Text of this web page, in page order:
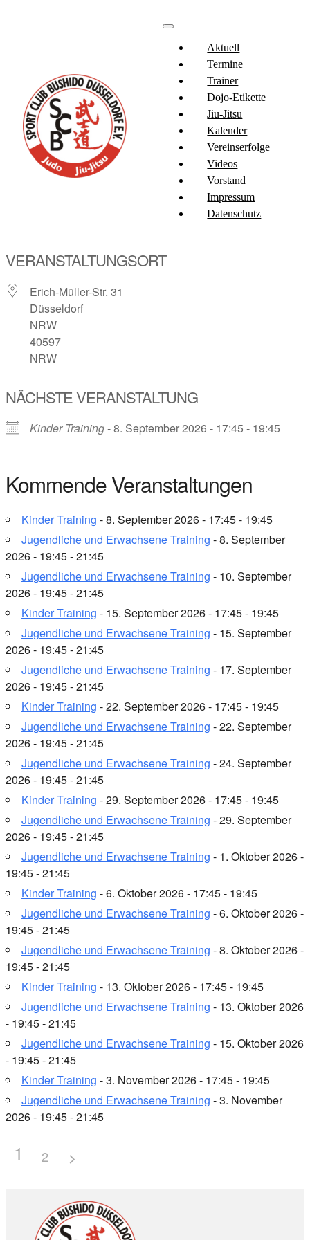
Aktuell
Termine
Trainer
Dojo-Etikette
Jiu-Jitsu
Kalender
Vereinserfolge
Videos
Vorstand
Impressum
Datenschutz
VERANSTALTUNGSORT
Erich-Müller-Str. 31
Düsseldorf
NRW
40597
NRW
NÄCHSTE VERANSTALTUNG
Kinder Training- 8. September 2026 - 17:45 - 19:45
Kommende Veranstaltungen
Kinder Training - 8. September 2026 - 17:45 - 19:45
Jugendliche und Erwachsene Training - 8. September
2026 - 19:45 - 21:45
Jugendliche und Erwachsene Training - 10. September
2026 - 19:45 - 21:45
Kinder Training - 15. September 2026 - 17:45 - 19:45
Jugendliche und Erwachsene Training - 15. September
2026 - 19:45 - 21:45
Jugendliche und Erwachsene Training - 17. September
2026 - 19:45 - 21:45
Kinder Training - 22. September 2026 - 17:45 - 19:45
Jugendliche und Erwachsene Training - 22. September
2026 - 19:45 - 21:45
Jugendliche und Erwachsene Training - 24. September
2026 - 19:45 - 21:45
Kinder Training - 29. September 2026 - 17:45 - 19:45
Jugendliche und Erwachsene Training - 29. September
2026 - 19:45 - 21:45
Jugendliche und Erwachsene Training - 1. Oktober 2026 -
19:45 - 21:45
Kinder Training - 6. Oktober 2026 - 17:45 - 19:45
Jugendliche und Erwachsene Training - 6. Oktober 2026 -
19:45 - 21:45
Jugendliche und Erwachsene Training - 8. Oktober 2026 -
19:45 - 21:45
Kinder Training - 13. Oktober 2026 - 17:45 - 19:45
Jugendliche und Erwachsene Training - 13. Oktober 2026
- 19:45 - 21:45
Jugendliche und Erwachsene Training - 15. Oktober 2026
- 19:45 - 21:45
Kinder Training - 3. November 2026 - 17:45 - 19:45
Jugendliche und Erwachsene Training - 3. November
2026 - 19:45 - 21:45
1 2